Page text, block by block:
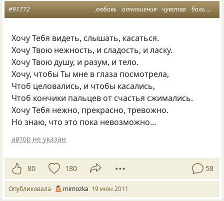
любовь отношения чувства боль
#91772
Хочу Тебя видеть, слышать, касаться.
Хочу Твою нежность, и сладость, и ласку.
Хочу Твою душу, и разум, и тело.
Хочу, чтобы Ты мне в глаза посмотрела,
Чтоб целовались, и чтобы касались,
Чтоб кончики пальцев от счастья сжимались.
Хочу Тебя нежно, прекрасно, тревожно.
Но знаю, что это пока невозможно…
автор не указан
80 180 58
Опубликовала mimozka 19 июн 2011